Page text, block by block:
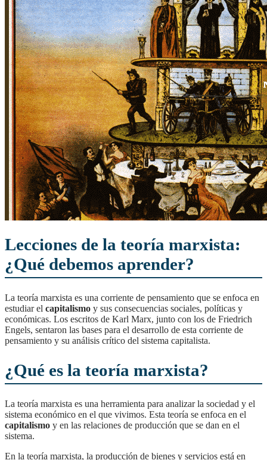
Lecciones de la teoría marxista:
¿Qué debemos aprender?
La teoría marxista es una corriente de pensamiento que se enfoca en
estudiar el capitalismo y sus consecuencias sociales, políticas y
económicas. Los escritos de Karl Marx, junto con los de Friedrich
Engels, sentaron las bases para el desarrollo de esta corriente de
pensamiento y su análisis crítico del sistema capitalista.
¿Qué es la teoría marxista?
La teoría marxista es una herramienta para analizar la sociedad y el
sistema económico en el que vivimos. Esta teoría se enfoca en el
capitalismo y en las relaciones de producción que se dan en el
sistema.
En la teoría marxista, la producción de bienes y servicios está en